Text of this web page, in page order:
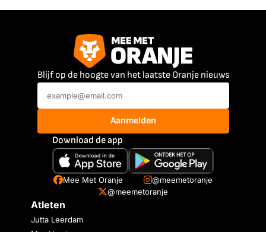
Blijf op de hoogte van het laatste Oranje nieuws
Aanmelden
Download de app
Mee Met Oranje
@meemetoranje
@meemetoranje
Atleten
Jutta Leerdam